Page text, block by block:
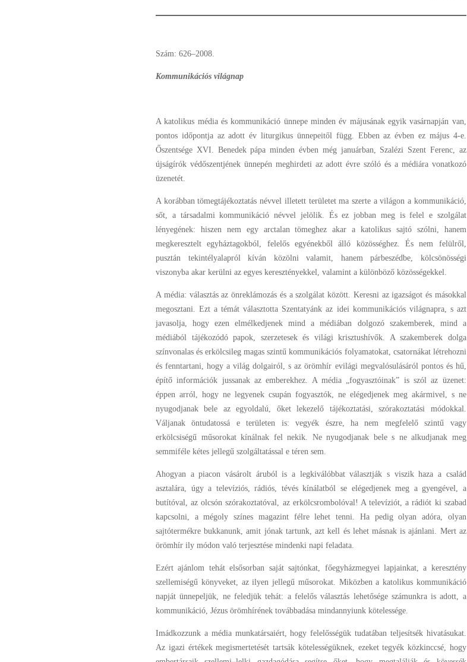
Szám: 626–2008.
Kommunikációs világnap
A katolikus média és kommunikáció ünnepe minden év májusának egyik vasárnapján van,
pontos időpontja az adott év liturgikus ünnepeitől függ. Ebben az évben ez május 4-e.
Őszentsége XVI. Benedek pápa minden évben még januárban, Szalézi Szent Ferenc, az
újságírók védőszentjének ünnepén meghirdeti az adott évre szóló és a médiára vonatkozó
üzenetét.
A korábban tömegtájékoztatás névvel illetett területet ma szerte a világon a kommunikáció,
sőt, a társadalmi kommunikáció névvel jelölik. És ez jobban meg is felel e szolgálat
lényegének: hiszen nem egy arctalan tömeghez akar a katolikus sajtó szólni, hanem
megkeresztelt egyháztagokból, felelős egyénekből álló közösséghez. És nem felülről,
pusztán tekintélyalapról kíván közölni valamit, hanem párbeszédbe, kölcsönösségi
viszonyba akar kerülni az egyes keresztényekkel, valamint a különböző közösségekkel.
A média: választás az önreklámozás és a szolgálat között. Keresni az igazságot és másokkal
megosztani. Ezt a témát választotta Szentatyánk az idei kommunikációs világnapra, s azt
javasolja, hogy ezen elmélkedjenek mind a médiában dolgozó szakemberek, mind a
médiából tájékozódó papok, szerzetesek és világi krisztushívők. A szakemberek dolga
színvonalas és erkölcsileg magas szintű kommunikációs folyamatokat, csatornákat létrehozni
és fenntartani, hogy a világ dolgairól, s az örömhír evilági megvalósulásáról pontos és hű,
építő információk jussanak az emberekhez. A média „fogyasztóinak” is szól az üzenet:
éppen arról, hogy ne legyenek csupán fogyasztók, ne elégedjenek meg akármivel, s ne
nyugodjanak bele az egyoldalú, őket lekezelő tájékoztatási, szórakoztatási módokkal.
Váljanak öntudatossá e területen is: vegyék észre, ha nem megfelelő szintű vagy
erkölcsiségű műsorokat kínálnak fel nekik. Ne nyugodjanak bele s ne alkudjanak meg
semmiféle kétes jellegű szolgáltatással e téren sem.
Ahogyan a piacon vásárolt áruból is a legkiválóbbat választják s viszik haza a család
asztalára, úgy a televíziós, rádiós, tévés kínálatból se elégedjenek meg a gyengével, a
butítóval, az olcsón szórakoztatóval, az erkölcsrombolóval! A televíziót, a rádiót ki szabad
kapcsolni, a mégoly színes magazint félre lehet tenni. Ha pedig olyan adóra, olyan
sajtótermékre bukkanunk, amit jónak tartunk, azt kell és lehet másnak is ajánlani. Mert az
örömhír ily módon való terjesztése mindenki napi feladata.
Ezért ajánlom tehát elsősorban saját sajtónkat, főegyházmegyei lapjainkat, a keresztény
szellemiségű könyveket, az ilyen jellegű műsorokat. Miközben a katolikus kommunikáció
napját ünnepeljük, ne feledjük tehát: a felelős választás lehetősége számunkra is adott, a
kommunikáció, Jézus örömhírének továbbadása mindannyiunk kötelessége.
Imádkozzunk a média munkatársaiért, hogy felelősségük tudatában teljesítsék hivatásukat.
Az igazi értékek megismertetését tartsák kötelességüknek, ezeket tegyék közkinccsé, hogy